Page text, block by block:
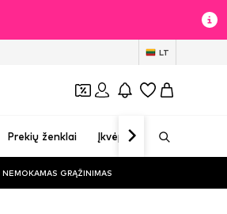
LT
Prekių ženklai Įkvėpimas
GRĄŽINIMAS